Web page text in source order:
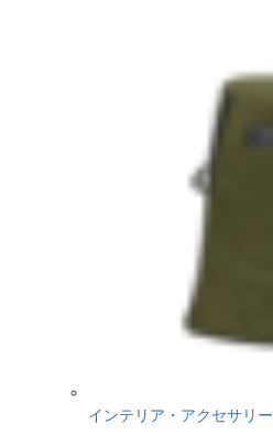
インテリア・アクセサリー